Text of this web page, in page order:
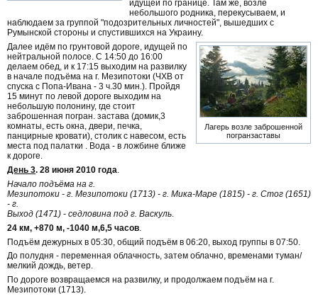
идущей по границе. Там же, возле
небольшого родника, перекусываем, и
наблюдаем за группой "подозрительных личностей", вышедших с
Румынской стороны и спустившихся на Украину.
Лагерь возле заброшенной
погранзаставы
Далее идём по грунтовой дороге, идущей по
нейтральной полосе. С 14:50 до 16:00
делаем обед, и к 17:15 выходим на развилку
в начале подъёма на г. Мезипотоки (ЧХВ от
спуска с Попа-Ивана - 3 ч.30 мин.). Пройдя
15 минут по левой дороге выходим на
небольшую полонину, где стоит
заброшенная погран. застава (домик,3
комнаты, есть окна, двери, печка,
панцирные кровати), столик с навесом, есть
места под палатки . Вода - в ложбине ближе
к дороге.
День 3. 28 июня 2010 года
Начало подъёма на г.
Мезипотоки - г. Мезипотоки (1713) - г. Мика-Маре (1815) - г. Стог (1651)
- г.
Выход (1471) - седловина под г. Васкуль
24 км, +870 м, -1040 м,6,5 часов
Подъём дежурных в 05:30, общий подъём в 06:20, выход группы в 07:50.
До полудня - переменная облачность, затем облачно, временами туман/
мелкий дождь, ветер.
По дороге возвращаемся на развилку, и продолжаем подъём на г.
Мезипотоки (1713).